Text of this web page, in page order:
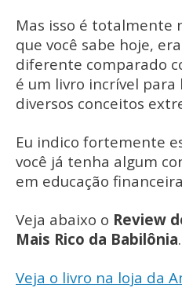
Mas isso é totalmente
que você sabe hoje,
diferente comparado
é um livro incrível
diversos conceitos
Eu indico fortemente
você já tenha algum
em educação
Veja abaixo o Review
Mais Rico da Babilônia.
Veja o livro na loja da